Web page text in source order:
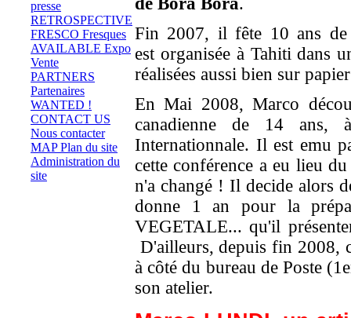
presse
RETROSPECTIVE
FRESCO Fresques
AVAILABLE Expo
Vente
PARTNERS
Partenaires
WANTED !
CONTACT US
Nous contacter
MAP Plan du site
Administration du
site
Fin 2007, il fête 10 ans de
est organisée à Tahiti dans
réalisées aussi bien sur
En Mai 2008, Marco
canadienne de 14 ans,
Internationnale. Il est emu
cette conférence a eu lieu
n'a changé ! Il decide alors
donne 1 an pour la
VEGETALE... qu'il
D'ailleurs, depuis fin 2008,
à côté du bureau de Poste
son atelier.